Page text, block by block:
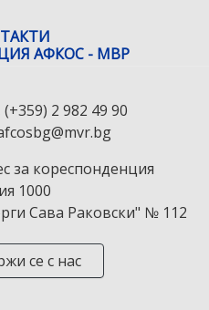
АФКОС - МВР
(+359) 2 982 49 90
за кореспонденция
1000
Сава Раковски" № 112
се с нас